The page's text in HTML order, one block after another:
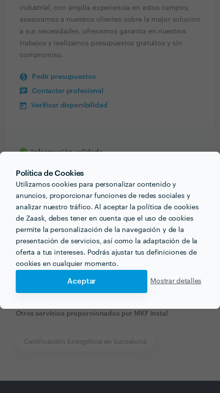
Política de Cookies
Utilizamos cookies para personalizar contenido y
anuncios, proporcionar funciones de redes sociales y
analizar nuestro tráfico. Al aceptar la política de cookies
de Zaask, debes tener en cuenta que el uso de cookies
permite la personalización de la navegación y de la
presentación de servicios, así como la adaptación de la
oferta a tus intereses. Podrás ajustar tus definiciones de
cookies en cualquier momento.
Aceptar Mostrar detalles
industrial, con amplia experiencia en estos campos,
asesoramos a nuestros clientes sobre la mejor solucion
a sus necesidades, ofrecemos garantia en nuestros
trabajos y realizamos presupuestos gratuitos y sin
compromiso.
Pedir presupuestos
Contactar profesional
Verificar disponibilidad
Información validada
perm_identity Datos de identificación
email Correo electrónico
Recibe varias propuestas de profesionales como
MKF instalen pocas horas.
Otros servicios proporcionados por MKF instal
Certificación Energética en barcelona